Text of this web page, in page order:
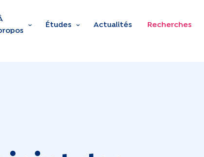
Skip to main
Études Actualités Recherches